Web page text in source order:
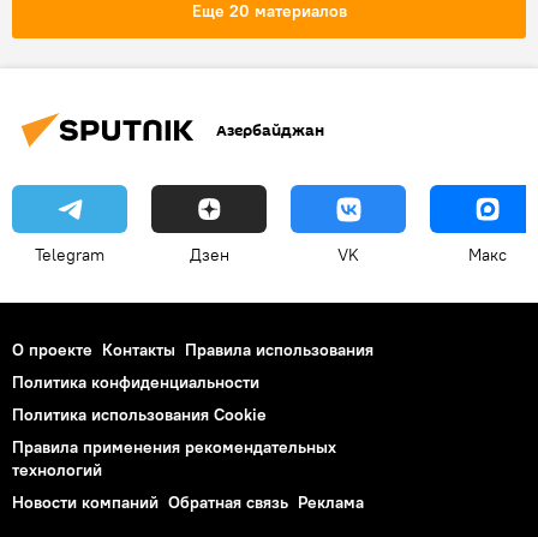
Еще 20 материалов
Азербайджан
Telegram Дзен VK Макс
О проекте Контакты Правила использования
Политика конфиденциальности
Политика использования Cookie
Правила применения рекомендательных
технологий
Новости компаний Обратная связь Реклама